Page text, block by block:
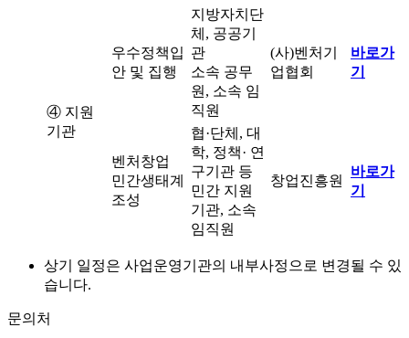
④ 지원
기관
우수정책입
안 및 집행
지방자치단
체, 공공기
관
소속 공무
원, 소속 임
직원
(사)벤처기
업협회
바로가
기
벤처창업
민간생태계
조성
협·단체, 대
학, 정책· 연
구기관 등
민간 지원
기관, 소속
임직원
창업진흥원
바로가
기
상기 일정은 사업운영기관의 내부사정으로 변경될 수 있
습니다.
문의처